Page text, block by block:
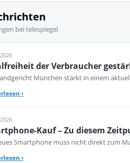
bei telespiegel
der Verbraucher
München stärkt in einem
›
Kauf – Zu diesem
Smartphone muss nicht direkt zum
›